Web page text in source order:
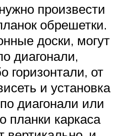
произвести
обрешетки.
доски, могут
диагонали,
горизонтали, от
и установка
диагонали или
планки каркаса